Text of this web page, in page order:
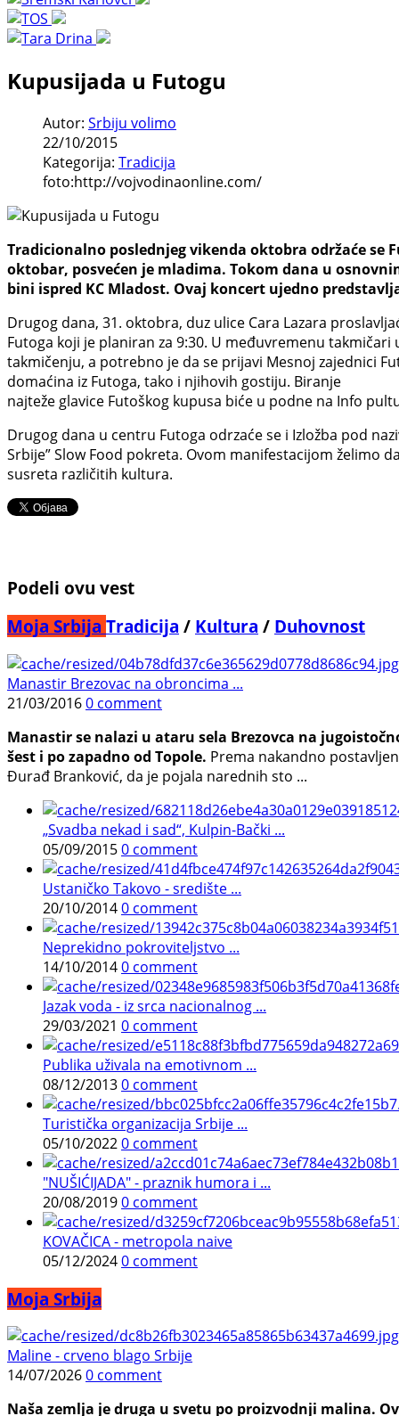
Kupusijada u Futogu
Autor: Srbiju volimo
22/10/2015
Kategorija: Tradicija
foto:http://vojvodinaonline.com/
Tradicionalno poslednjeg vikenda oktobra održaće se
oktobar, posvećen je mladima. Tokom dana u
bini ispred KC Mladost. Ovaj koncert ujedno
Drugog dana, 31. oktobra, duz ulice Cara Lazara
Futoga koji je planiran za 9:30. U međuvremenu
takmičenju, a potrebno je da se prijavi Mesnoj zajednici
domaćina iz Futoga, tako i njihovih gostiju. Biranje
najteže glavice Futoškog kupusa biće u podne na Info
Drugog dana u centru Futoga odrzaće se i Izložba pod
Srbije” Slow Food pokreta. Ovom manifestacijom želimo
susreta različitih kultura.
Podeli ovu vest
Moja Srbija Tradicija / Kultura / Duhovnost
Manastir Brezovac na obroncima ...
21/03/20160 comment
Manastir se nalazi u ataru sela Brezovca na
šest i po zapadno od Topole. Prema nakandno
Đurađ Branković, da je pojala narednih sto ...
„Svadba nekad i sad“, Kulpin-Bački ...
05/09/20150 comment
Ustaničko Takovo - središte ...
20/10/20140 comment
Neprekidno pokroviteljstvo ...
14/10/20140 comment
Jazak voda - iz srca nacionalnog ...
29/03/2021 0 comment
Publika uživala na emotivnom ...
08/12/20130 comment
Turistička organizacija Srbije ...
05/10/20220 comment
"NUŠIĆIJADA" - praznik humora i ...
20/08/20190 comment
KOVAČICA - metropola naive
05/12/20240 comment
Moja Srbija
Maline - crveno blago Srbije
14/07/20260 comment
Naša zemlja je druga u svetu po proizvodnji malina.